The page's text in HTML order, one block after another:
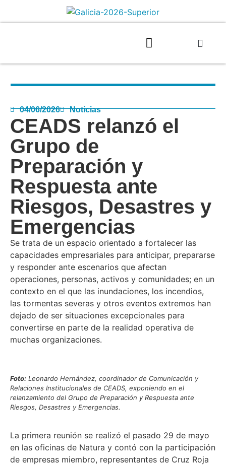
04/06/2026 Noticias
CEADS relanzó el
Grupo de
Preparación y
Respuesta ante
Riesgos, Desastres y
Emergencias
Se trata de un espacio orientado a fortalecer las
capacidades empresariales para anticipar, prepararse
y responder ante escenarios que afectan
operaciones, personas, activos y comunidades; en un
contexto en el que las inundaciones, los incendios,
las tormentas severas y otros eventos extremos han
dejado de ser situaciones excepcionales para
convertirse en parte de la realidad operativa de
muchas organizaciones.
Foto: Leonardo Hernández, coordinador de Comunicación y
Relaciones Institucionales de CEADS, exponiendo en el
relanzamiento del Grupo de Preparación y Respuesta ante
Riesgos, Desastres y Emergencias.
La primera reunión se realizó el pasado 29 de mayo
en las oficinas de Natura y contó con la participación
de empresas miembro, representantes de Cruz Roja